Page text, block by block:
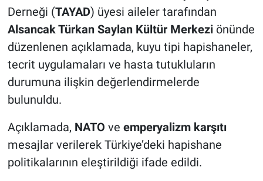
Derneği (TAYAD) üyesi aileler tarafından
Alsancak Türkan Saylan Kültür Merkeziönünde
düzenlenen açıklamada, kuyu tipi hapishaneler,
tecrit uygulamaları ve hasta tutukluların
durumuna ilişkin değerlendirmelerde
bulunuldu.
Açıklamada, NATO ve emperyalizm karşıtı
mesajlar verilerek Türkiye’deki hapishane
politikalarının eleştirildiği ifade edildi.